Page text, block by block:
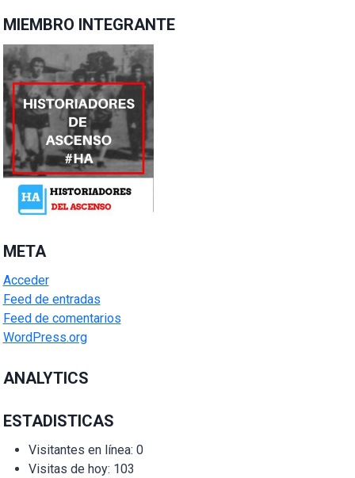
MIEMBRO INTEGRANTE
META
Acceder
Feed de entradas
Feed de comentarios
WordPress.org
ANALYTICS
ESTADISTICAS
Visitantes en línea: 0
Visitas de hoy: 103